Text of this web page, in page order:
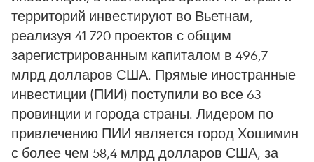
территорий инвестируют во Вьетнам,
реализуя 41 720 проектов с общим
зарегистрированным капиталом в 496,7
млрд долларов США. Прямые иностранные
инвестиции (ПИИ) поступили во все 63
провинции и города страны. Лидером по
привлечению ПИИ является город Хошимин
с более чем 58,4 млрд долларов США, за